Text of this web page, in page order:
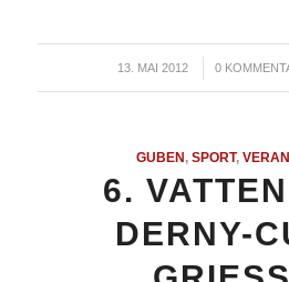
13. MAI 2012
/ 0 /
GUBEN, SPORT,
6.
DERNY-